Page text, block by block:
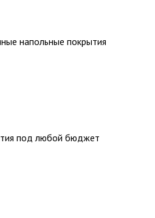
напольные покрытия
под любой бюджет